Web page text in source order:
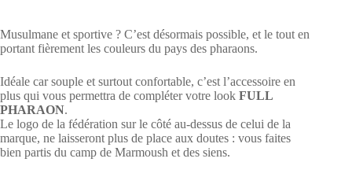
Musulmane et sportive ? C’est désormais possible, et le tout en
portant fièrement les couleurs du pays des pharaons.
Idéale car souple et surtout confortable, c’est l’accessoire en
plus qui vous permettra de compléter votre look FULL
PHARAON.
Le logo de la fédération sur le côté au-dessus de celui de la
marque, ne laisseront plus de place aux doutes : vous faites
bien partis du camp de Marmoush et des siens.